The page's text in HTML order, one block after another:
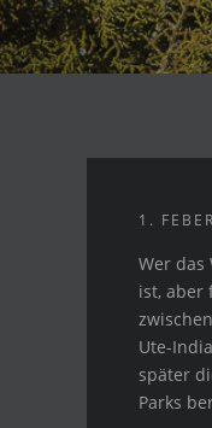
1.
Wer das
ist, aber
Ute-
später
Parks